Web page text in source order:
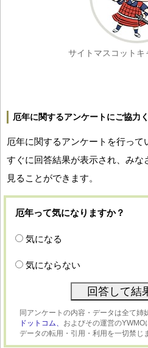
サイトマスコットキ
厄年に関するアンケートにご協力
厄年に関するアンケートを行って
すぐに回答結果が表示され、みな
見ることができます。
厄年って気になりますか？
気になる
気にならない
同アンケートの内容・データは全て姉
ドットコム、 およびその運営のYWMO
データの転用・引用・利用を一切禁じ